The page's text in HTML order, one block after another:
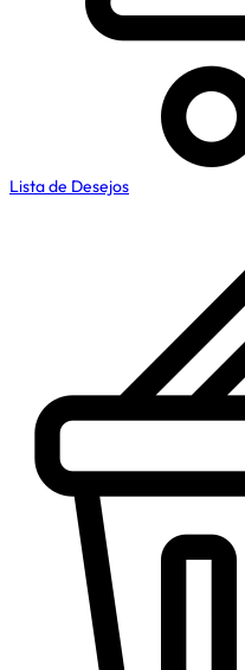
Lista de Desejos